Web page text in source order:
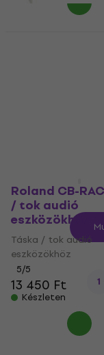
Roland CB-
/ tok audió
eszközökhöz
Táska / tok audió
eszközökhöz
5/5
13 450 Ft
Készleten
1